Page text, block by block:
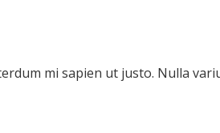
mi sapien ut justo. Nulla